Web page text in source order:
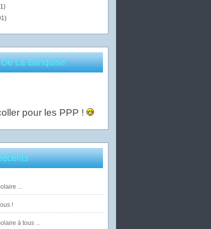
La Banquise
pour les PPP !
...
!
à tous ...